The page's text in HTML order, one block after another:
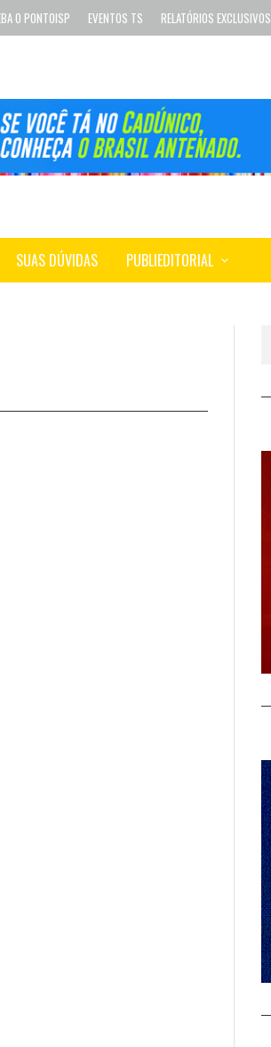
O PONTOISP EVENTOS TS RELATÓRIOS EXCLUSIVOS
SUAS DÚVIDAS PUBLIEDITORIAL